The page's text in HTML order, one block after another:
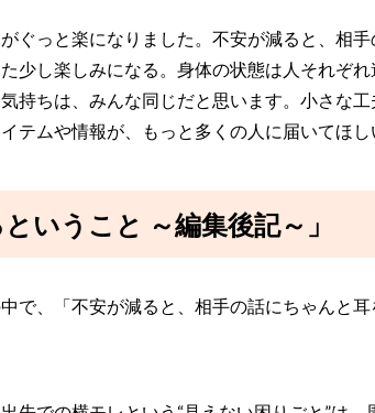
ぐっと楽になりました。不安が減ると、相
少し楽しみになる。身体の状態は人それぞ
持ちは、みんな同じだと思います。小さな
テムや情報が、もっと多くの人に届いてほし
いうこと ～編集後記～」
で、「不安が減ると、相手の話にちゃんと